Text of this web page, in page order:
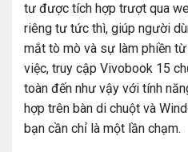
tư được tích hợp trượt qua
riêng tư tức thì, giúp người
mắt tò mò và sự làm phiền
việc, truy cập Vivobook 15
toàn đến như vậy với tính
hợp trên bàn di chuột và
bạn cần chỉ là một lần chạm.